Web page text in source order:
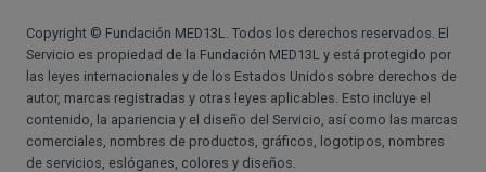
Copyright © Fundación MED13L. Todos los derechos reservados. El
Servicio es propiedad de la Fundación MED13L y está protegido por
las leyes internacionales y de los Estados Unidos sobre derechos de
autor, marcas registradas y otras leyes aplicables. Esto incluye el
contenido, la apariencia y el diseño del Servicio, así como las marcas
comerciales, nombres de productos, gráficos, logotipos, nombres
de servicios, eslóganes, colores y diseños.